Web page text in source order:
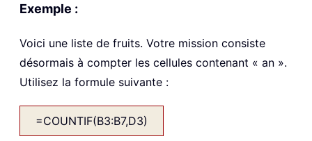
Exemple :
Voici une liste de fruits. Votre mission consiste
désormais à compter les cellules contenant « an ».
Utilisez la formule suivante :
=COUNTIF(B3:B7,D3)